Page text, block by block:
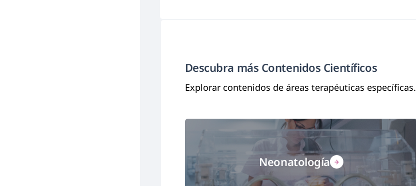
Descubra más Contenidos Científicos
Explorar contenidos de áreas terapéuticas específicas.
Neonatología